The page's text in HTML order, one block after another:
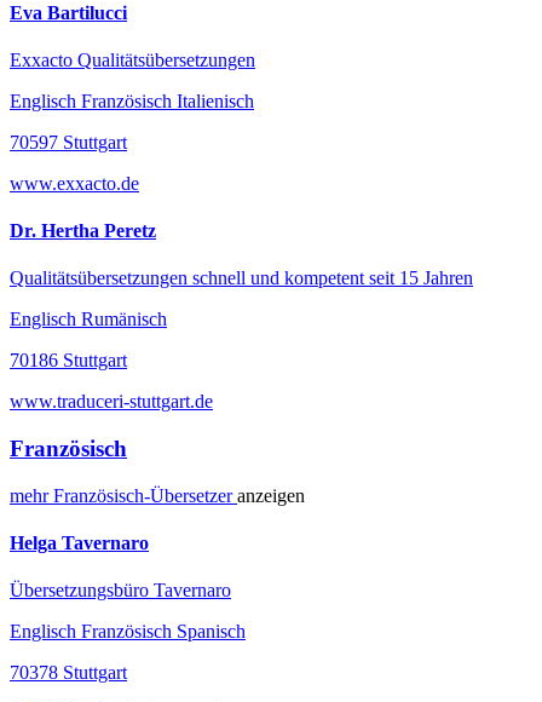
Eva Bartilucci
Exxacto Qualitätsübersetzungen
Englisch Französisch Italienisch
70597 Stuttgart
www.exxacto.de
Dr. Hertha Peretz
Qualitätsübersetzungen schnell und kompetent seit 15 Jahren
Englisch Rumänisch
70186 Stuttgart
www.traduceri-stuttgart.de
Französisch
mehrFranzösisch-Übersetzeranzeigen
Helga Tavernaro
Übersetzungsbüro Tavernaro
Englisch Französisch Spanisch
70378 Stuttgart